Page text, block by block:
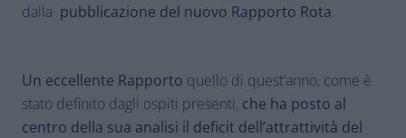
dalla pubblicazione del nuovo Rapporto Rota.
Un eccellente Rapporto quello di quest’anno, come è
stato definito dagli ospiti presenti, che ha posto al
centro della sua analisi il deficit dell’attrattività del